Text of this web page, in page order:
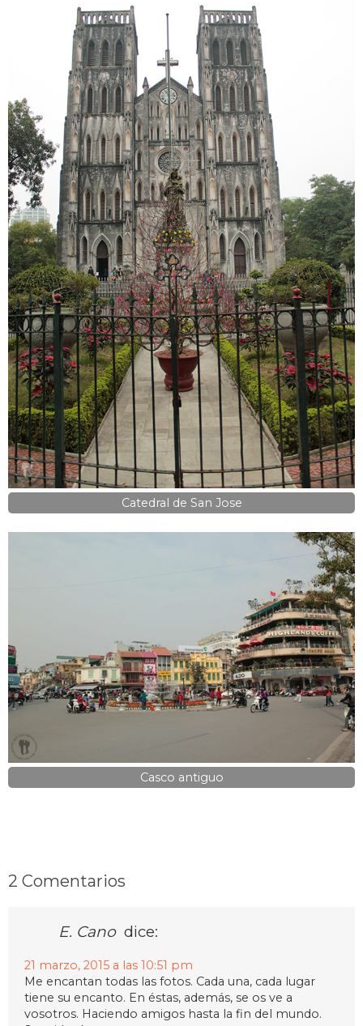
Catedral de San Jose
Casco antiguo
2 Comentarios
E. Cano dice:
21 marzo, 2015 a las 10:51 pm
Me encantan todas las fotos. Cada una, cada lugar
tiene su encanto. En éstas, además, se os ve a
vosotros. Haciendo amigos hasta la fin del mundo.